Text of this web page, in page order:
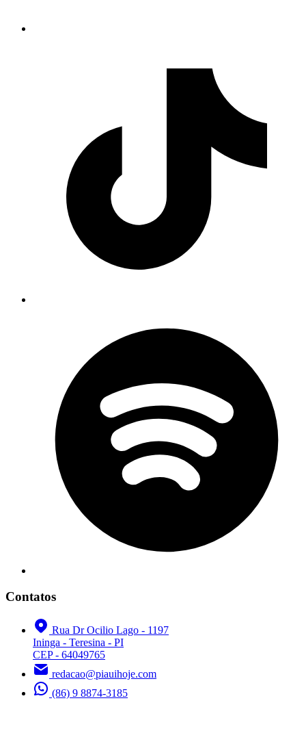
Contatos
Rua Dr Ocilio Lago - 1197
Ininga - Teresina - PI
CEP - 64049765
redacao@piauihoje.com
(86) 9 8874-3185